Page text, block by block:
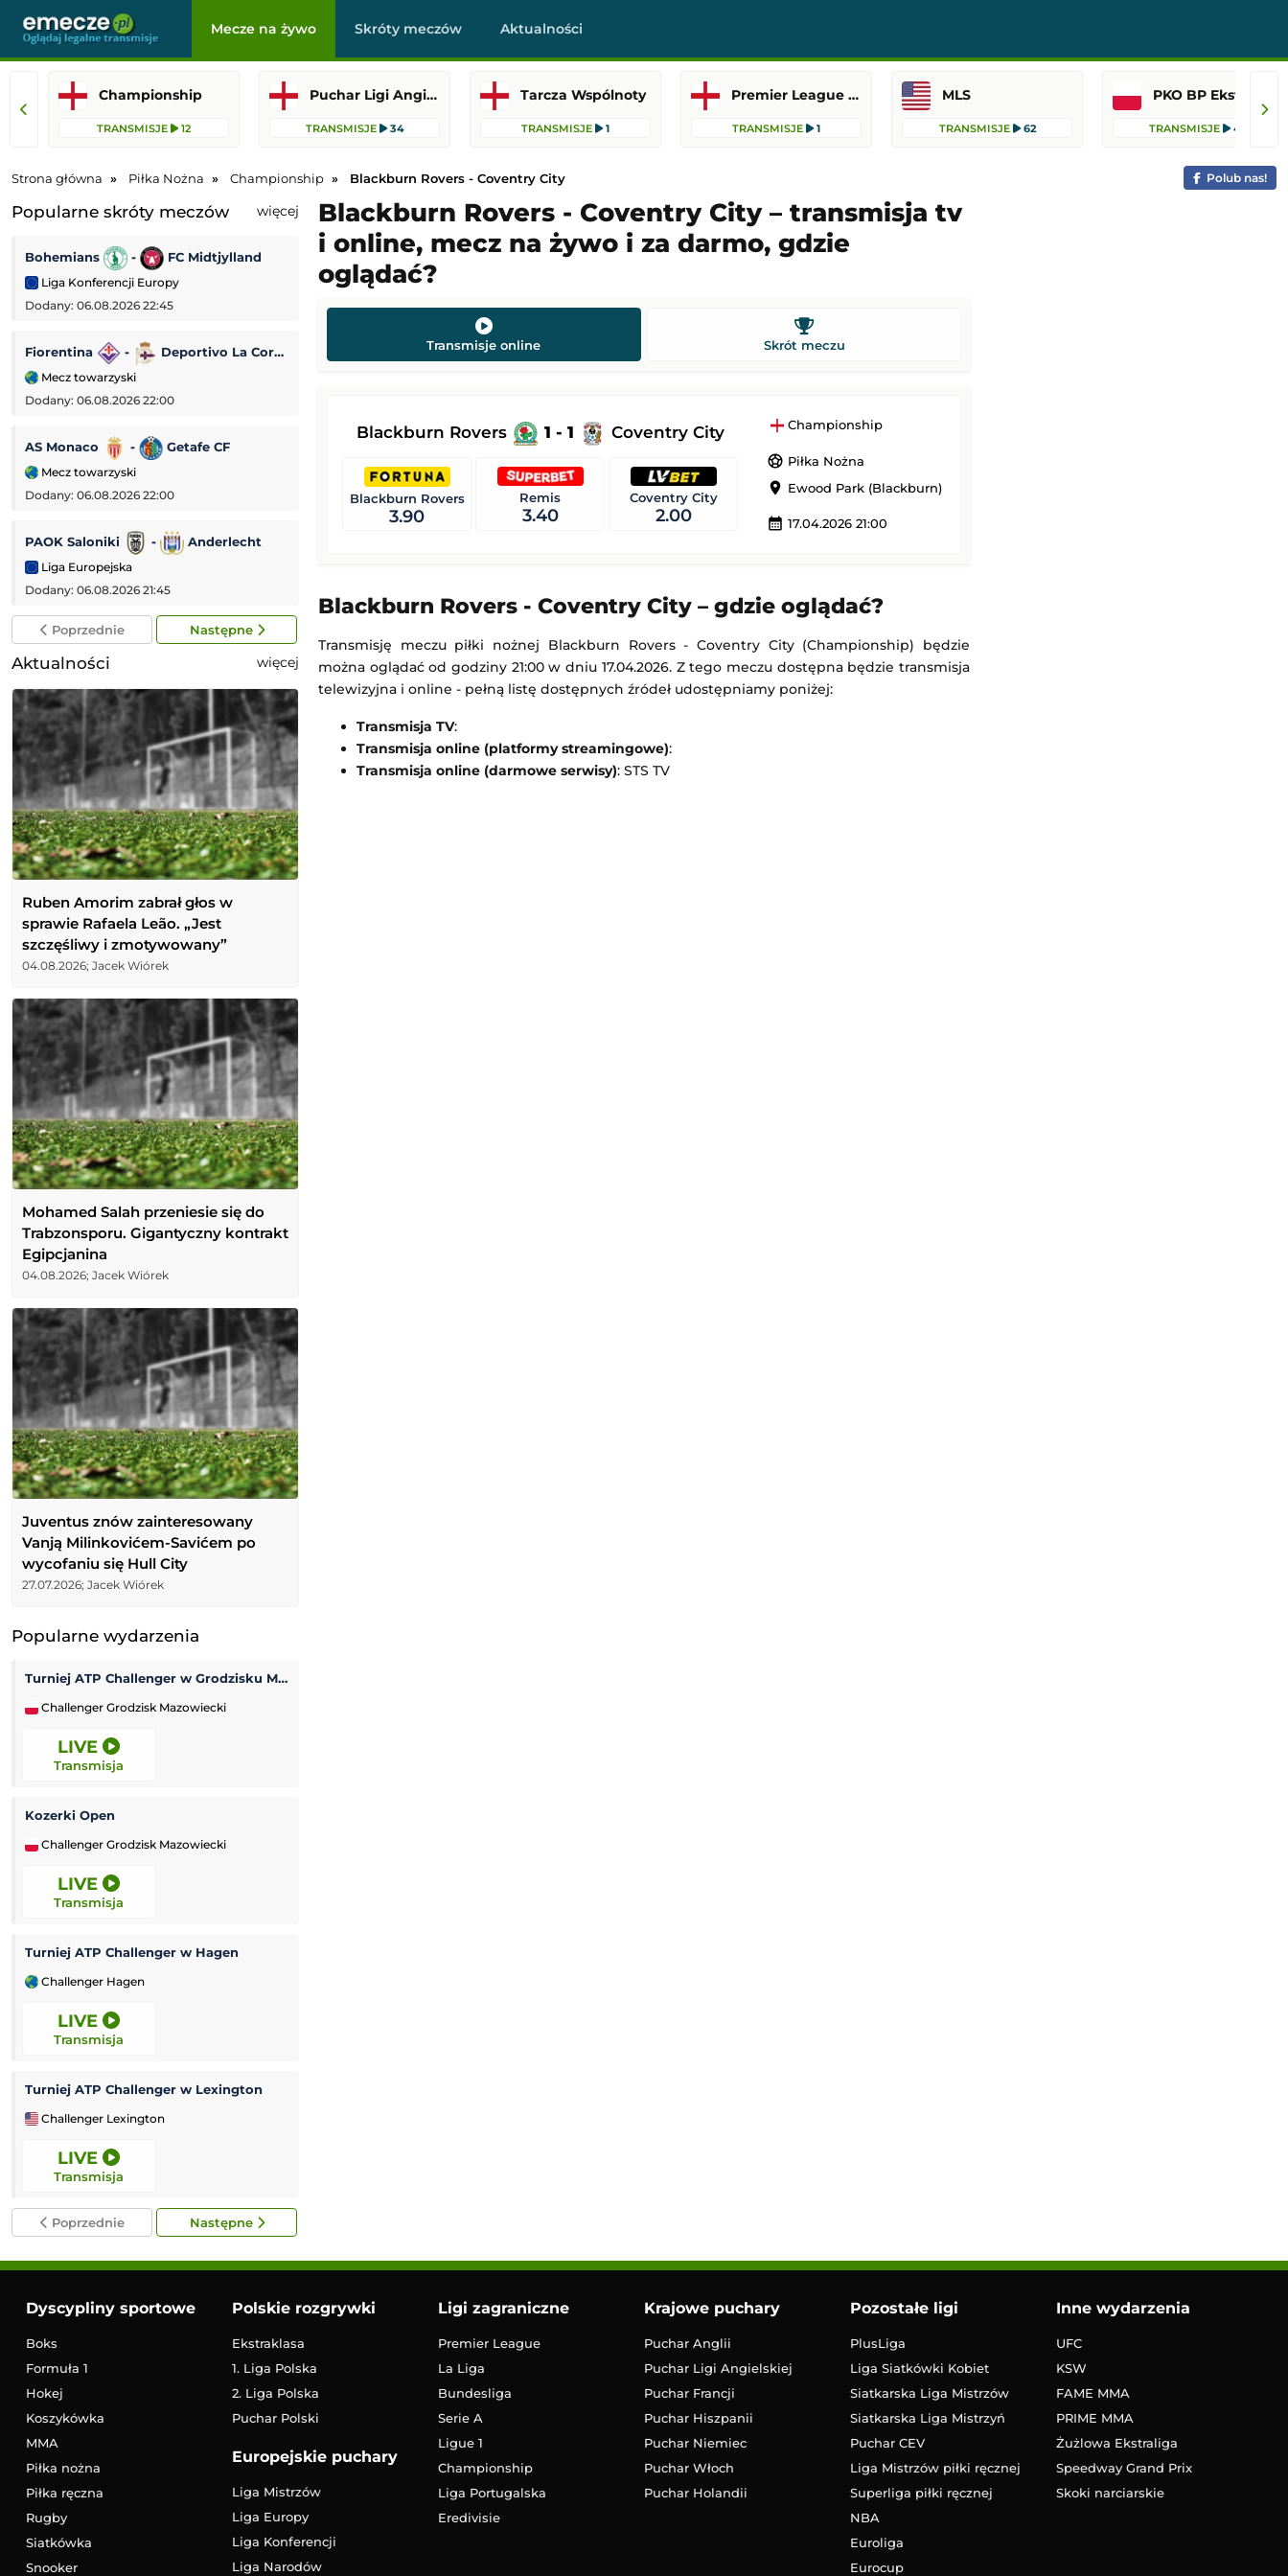
Mecze na żywo Skróty meczów Aktualności
Championship
TRANSMISJE 12
Puchar Ligi Angielskiej
TRANSMISJE 34
Tarcza Wspólnoty
TRANSMISJE 1
Premier League (Liga Angielska)
TRANSMISJE 1
MLS
TRANSMISJE 62 TRANSMISJE 45
Strona główna Piłka Nożna Championship Blackburn Rovers - Coventry City Polub nas!
Popularne skróty meczów więcej
Bohemians - FC Midtjylland
Liga Konferencji Europy
Dodany: 06.08.2026 22:45
Fiorentina - Deportivo La Coruña
Mecz towarzyski
Dodany: 06.08.2026 22:00
AS Monaco - Getafe CF
Mecz towarzyski
Dodany: 06.08.2026 22:00
PAOK Saloniki - Anderlecht
Liga Europejska
Dodany: 06.08.2026 21:45
Dynamo Kijów - Qarabağ Ağdam
Liga Konferencji Europy
Dodany: 06.08.2026 21:00
Lincoln Red Imps - Omonia Nikozja
KAA Gent
Liga Konferencji Europy
Dodany: 06.08.2026 21:00
HJK Helsinki - Motherwell
Dodany: 06.08.2026 20:00
Rapid Wiedeń
Maccabi Tel Awiw
Liga Europejska
Dodany: 06.08.2026 20:00
Poprzednie Następne
Aktualności więcej
Ruben Amorim zabrał głos w
sprawie Rafaela Leão. „Jest
szczęśliwy i zmotywowany”
04.08.2026; Jacek Wiórek
Mohamed Salah przeniesie się do
Trabzonsporu. Gigantyczny kontrakt
Egipcjanina
04.08.2026; Jacek Wiórek
Juventus znów zainteresowany
Vanją Milinkovićem-Savićem po
wycofaniu się Hull City
27.07.2026; Jacek Wiórek
Popularne wydarzenia
Turniej ATP Challenger w Grodzisku Mazowieckim
Challenger Grodzisk Mazowiecki
LIVE
Transmisja
Kozerki Open
Challenger Grodzisk Mazowiecki
LIVE
Transmisja
Turniej ATP Challenger w Hagen
Challenger Hagen
LIVE
Transmisja
Turniej ATP Challenger w Lexington
Challenger Lexington
LIVE
Transmisja
Poprzednie Następne
Blackburn Rovers - Coventry City – transmisja tv
i online, mecz na żywo i za darmo, gdzie
oglądać?
Transmisje online Skrót meczu
Blackburn Rovers 1 - 1 Coventry City
Blackburn Rovers
3.90
Remis
3.40
Coventry City
2.00
Championship
sports_soccer Piłka Nożna
location_on Ewood Park (Blackburn)
calendar_month 17.04.2026 21:00
Blackburn Rovers - Coventry City – gdzie oglądać?
Transmisję meczu piłki nożnej Blackburn Rovers - Coventry City (Championship) będzie
można oglądać od godziny 21:00 w dniu 17.04.2026. Z tego meczu dostępna będzie transmisja
telewizyjna i online - pełną listę dostępnych źródeł udostępniamy poniżej:
Transmisja TV:
Transmisja online (platformy streamingowe):
Transmisja online (darmowe serwisy): STS TV
Dyscypliny sportowe
Boks
Formuła 1
Hokej
Koszykówka
MMA
Piłka nożna
Piłka ręczna
Rugby
Siatkówka
Snooker
Polskie rozgrywki
Ekstraklasa
1. Liga Polska
2. Liga Polska
Puchar Polski
Europejskie puchary
Liga Mistrzów
Liga Europy
Liga Konferencji
Liga Narodów
Ligi zagraniczne
Premier League
La Liga
Bundesliga
Serie A
Ligue 1
Championship
Liga Portugalska
Eredivisie
Krajowe puchary
Puchar Anglii
Puchar Ligi Angielskiej
Puchar Francji
Puchar Hiszpanii
Puchar Niemiec
Puchar Włoch
Puchar Holandii
Pozostałe ligi
PlusLiga
Liga Siatkówki Kobiet
Siatkarska Liga Mistrzów
Siatkarska Liga Mistrzyń
Puchar CEV
Liga Mistrzów piłki ręcznej
Superliga piłki ręcznej
NBA
Euroliga
Eurocup
Inne wydarzenia
UFC
KSW
FAME MMA
PRIME MMA
Żużlowa Ekstraliga
Speedway Grand Prix
Skoki narciarskie